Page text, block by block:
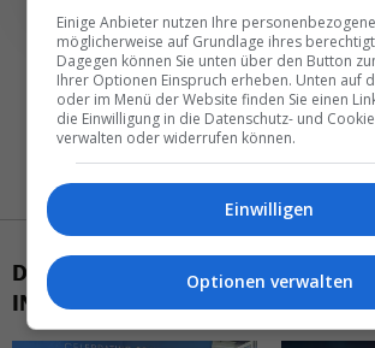
DAS KÖNNTE SIE AUCH
INTERESSIEREN
Einige Anbieter nutzen Ihre
möglicherweise auf Grundlage ihres
Dagegen können Sie unten über den Button
Ihrer Optionen Einspruch erheben. Unten auf
oder im Menü der Website finden Sie einen
die Einwilligung in die Datenschutz- und
verwalten oder widerrufen können.
Einwilligen
Optionen verwalten